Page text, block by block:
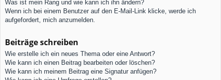
Was ist mein Rang und wie kann ich ihn ändern?
Wenn ich bei einem Benutzer auf den E-Mail-Link klicke, werde ich
aufgefordert, mich anzumelden.
Beiträge schreiben
Wie erstelle ich ein neues Thema oder eine Antwort?
Wie kann ich einen Beitrag bearbeiten oder löschen?
Wie kann ich meinem Beitrag eine Signatur anfügen?